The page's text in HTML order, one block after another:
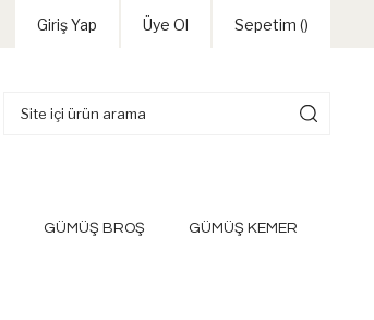
Giriş Yap Üye Ol Sepetim ()
GÜMÜŞ BROŞ GÜMÜŞ KEMER